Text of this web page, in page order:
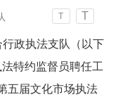
T T
政执法支队（以下
特约监督员聘任工
五届文化市场执法